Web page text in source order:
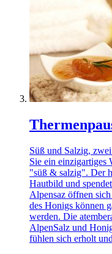
Süß und Salzig,
Sie ein einzigartiges
"süß & salzig". Der
Hautbild und
Alpensaz öffnen
des Honigs können
werden. Die
AlpenSalz und
fühlen sich erholt